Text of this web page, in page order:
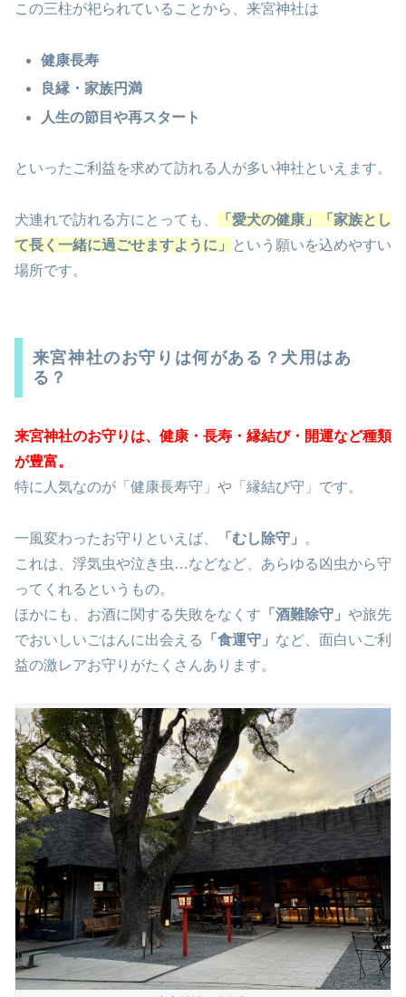
この三柱が祀られていることから、来宮神社は
健康長寿
良縁・家族円満
人生の節目や再スタート
といったご利益を求めて訪れる人が多い神社といえます。
犬連れで訪れる方にとっても、
「愛犬の健康」「家族とし
て長く一緒に過ごせますように」
という願いを込めやすい
場所です。
来宮神社のお守りは何がある？犬用はあ
る？
来宮神社のお守りは、健康・長寿・縁結び・開運など種類
が豊富。
特に人気なのが「健康長寿守」や「縁結び守」です。
一風変わったお守りといえば、 「むし除守」
。
これは、浮気虫や泣き虫…などなど、あらゆる凶虫から守
ってくれるというもの。
ほかにも、お酒に関する失敗をなくす 「酒難除守」 や旅先
でおいしいごはんに出会える
「食運守」 など、面白いご利
益の激レアお守りがたくさんあります。